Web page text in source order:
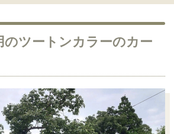
のツートンカラーのカー